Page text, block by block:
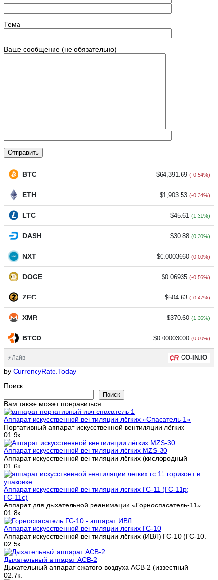
Тема
Ваше сообщение (не обязательно)
BTC $64,391.69 (-0.54%)
ETH $1,903.53 (-0.34%)
LTC $45.61 (1.31%)
DASH $30.88 (0.30%)
NXT $0.0003660 (0.00%)
DOGE $0.06935 (-0.56%)
ZEC $504.63 (-0.47%)
XMR $370.60 (1.36%)
BTCD $0.00003000 (0.00%)
⚡Лайв CO-IN.IO
by CurrencyRate.Today
Поиск
Поиск
Вам также может понравиться
Аппарат искусственной вентиляции лёгких «Спасатель-1»
Портативный аппарат искусственной вентиляции лёгких
01.9к.
Аппарат искусственной вентиляции лёгких MZS-30
Аппарат искусственной вентиляции лёгких (кислородный
01.6к.
Аппарат искусственной вентиляции легких ГС-11 (ГС-11р;
ГС-11с)
Аппарат для дыхательной реанимации «Горноспасатель-11»
01.8к.
Аппарат искусственной вентиляции легких ГС-10
Аппарат искусственной вентиляции лёгких (ИВЛ) ГС-10 (ГС-10.
02.5к.
Дыхательный аппарат АСВ-2
Дыхательный аппарат сжатого воздуха АСВ-2 (известный
02.7к.